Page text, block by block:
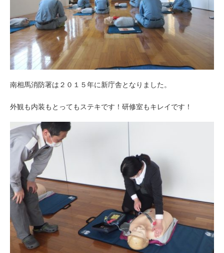
南相馬消防署は２０１５年に新庁舎となりました。
外観も内装もとってもステキです！研修室もキレイです！